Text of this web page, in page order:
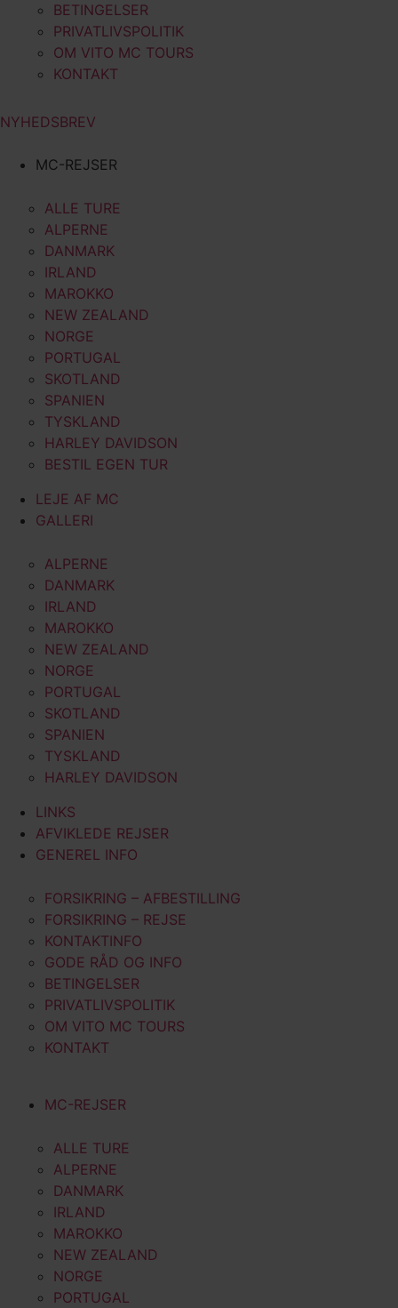
BETINGELSER
PRIVATLIVSPOLITIK
OM VITO MC TOURS
KONTAKT
NYHEDSBREV
MC-REJSER
ALLE TURE
ALPERNE
DANMARK
IRLAND
MAROKKO
NEW ZEALAND
NORGE
PORTUGAL
SKOTLAND
SPANIEN
TYSKLAND
HARLEY DAVIDSON
BESTIL EGEN TUR
LEJE AF MC
GALLERI
ALPERNE
DANMARK
IRLAND
MAROKKO
NEW ZEALAND
NORGE
PORTUGAL
SKOTLAND
SPANIEN
TYSKLAND
HARLEY DAVIDSON
LINKS
AFVIKLEDE REJSER
GENEREL INFO
FORSIKRING – AFBESTILLING
FORSIKRING – REJSE
KONTAKTINFO
GODE RÅD OG INFO
BETINGELSER
PRIVATLIVSPOLITIK
OM VITO MC TOURS
KONTAKT
MC-REJSER
ALLE TURE
ALPERNE
DANMARK
IRLAND
MAROKKO
NEW ZEALAND
NORGE
PORTUGAL